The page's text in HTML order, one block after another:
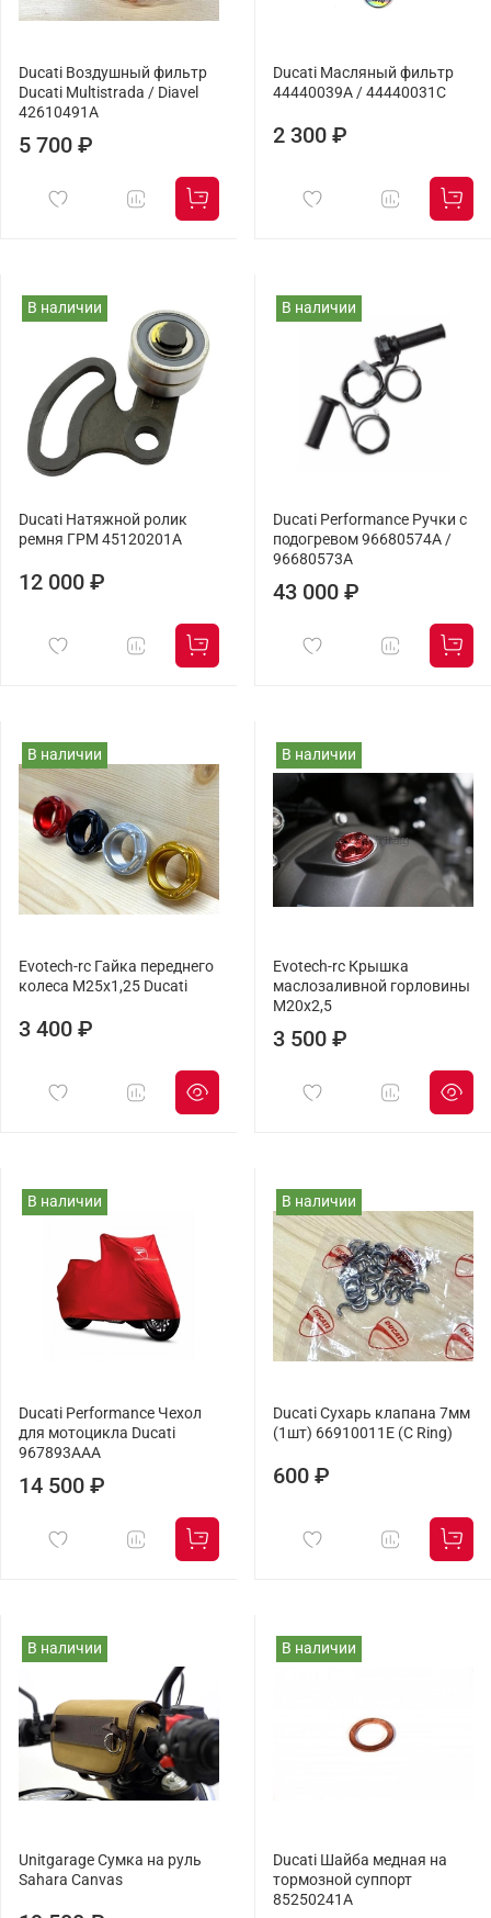
Ducati Воздушный фильтр
Ducati Multistrada / Diavel
42610491A
5 700 ₽
Ducati Масляный фильтр
44440039A / 44440031C
2 300 ₽
В наличии
Ducati Натяжной ролик
ремня ГРМ 45120201A
12 000 ₽
В наличии
Ducati Performance Ручки с
подогревом 96680574A /
96680573A
43 000 ₽
В наличии
Evotech-rc Гайка переднего
колеса М25x1,25 Ducati
3 400 ₽
В наличии
Evotech-rc Крышка
маслозаливной горловины
M20х2,5
3 500 ₽
В наличии
Ducati Performance Чехол
для мотоцикла Ducati
967893AAA
14 500 ₽
В наличии
Ducati Сухарь клапана 7мм
(1шт) 66910011E (C Ring)
600 ₽
В наличии
Unitgarage Сумка на руль
Sahara Canvas
В наличии
Ducati Шайба медная на
тормозной суппорт
85250241A